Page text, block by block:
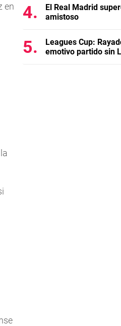
en
El Real Madrid
amistoso
Leagues Cup:
emotivo partido sin